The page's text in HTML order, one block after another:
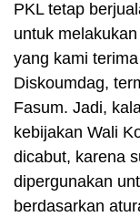
PKL tetap
untuk
yang kami
Diskoumdag,
Fasum. Jadi,
kebijakan Wali
dicabut, karena
dipergunakan
berdasarkan